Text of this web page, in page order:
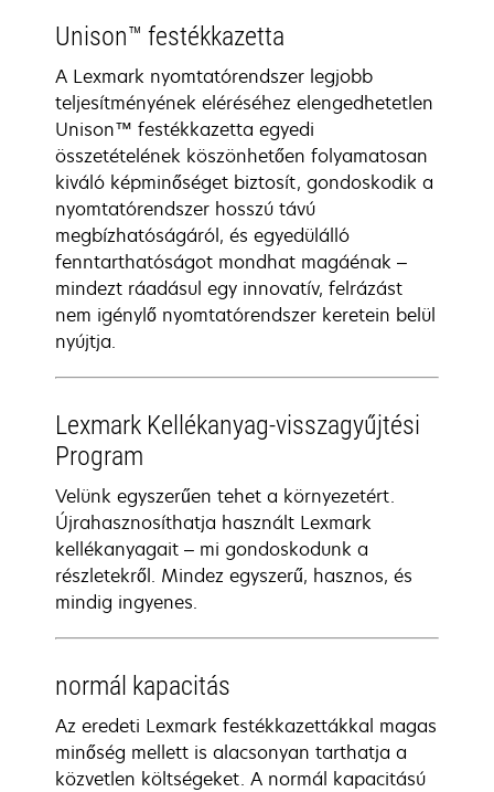
Unison™ festékkazetta
A Lexmark nyomtatórendszer legjobb
teljesítményének eléréséhez elengedhetetlen
Unison™ festékkazetta egyedi
összetételének köszönhetően folyamatosan
kiváló képminőséget biztosít, gondoskodik a
nyomtatórendszer hosszú távú
megbízhatóságáról, és egyedülálló
fenntarthatóságot mondhat magáénak –
mindezt ráadásul egy innovatív, felrázást
nem igénylő nyomtatórendszer keretein belül
nyújtja.
Lexmark Kellékanyag-visszagyűjtési
Program
Velünk egyszerűen tehet a környezetért.
Újrahasznosíthatja használt Lexmark
kellékanyagait – mi gondoskodunk a
részletekről. Mindez egyszerű, hasznos, és
mindig ingyenes.
normál kapacitás
Az eredeti Lexmark festékkazettákkal magas
minőség mellett is alacsonyan tarthatja a
közvetlen költségeket. A normál kapacitású